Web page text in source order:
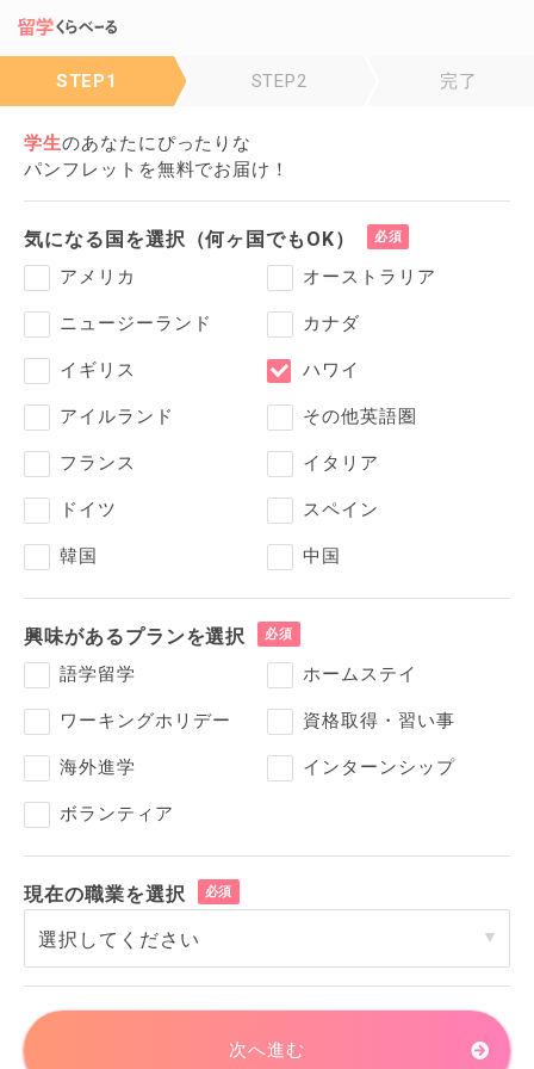
STEP1 STEP2 完了
学生のあなたにぴったりな
パンフレットを無料でお届け！
気になる国を選択（何ヶ国でもOK）
アメリカ オーストラリア
ニュージーランド カナダ
イギリス ハワイ
アイルランド その他英語圏
フランス イタリア
ドイツ スペイン
韓国 中国
興味があるプランを選択
語学留学 ホームステイ
ワーキングホリデー 資格取得・習い事
海外進学 インターンシップ
ボランティア
現在の職業を選択
次へ進む